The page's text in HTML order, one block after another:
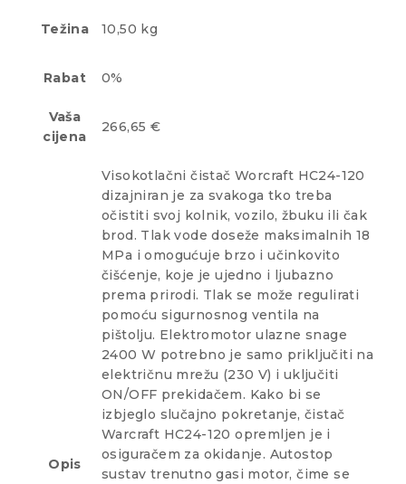
Težina 10,50 kg
Rabat 0%
Vaša
cijena
266,65 €
Opis
Visokotlačni čistač Worcraft HC24-120
dizajniran je za svakoga tko treba
očistiti svoj kolnik, vozilo, žbuku ili čak
brod. Tlak vode doseže maksimalnih 18
MPa i omogućuje brzo i učinkovito
čišćenje, koje je ujedno i ljubazno
prema prirodi. Tlak se može regulirati
pomoću sigurnosnog ventila na
pištolju. Elektromotor ulazne snage
2400 W potrebno je samo priključiti na
električnu mrežu (230 V) i uključiti
ON/OFF prekidačem. Kako bi se
izbjeglo slučajno pokretanje, čistač
Warcraft HC24-120 opremljen je i
osiguračem za okidanje. Autostop
sustav trenutno gasi motor, čime se